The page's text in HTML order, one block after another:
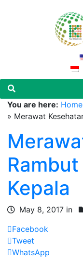
You are here: Home
» Merawat
Kepala
May 8, 2017 in
Facebook
Tweet
WhatsApp